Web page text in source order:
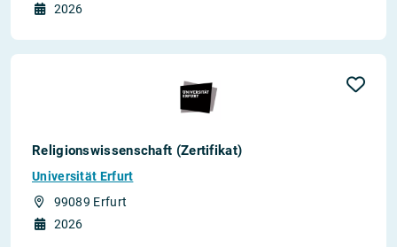
2026
Religionswissenschaft (Zertifikat)
Universität Erfurt
99089 Erfurt
2026